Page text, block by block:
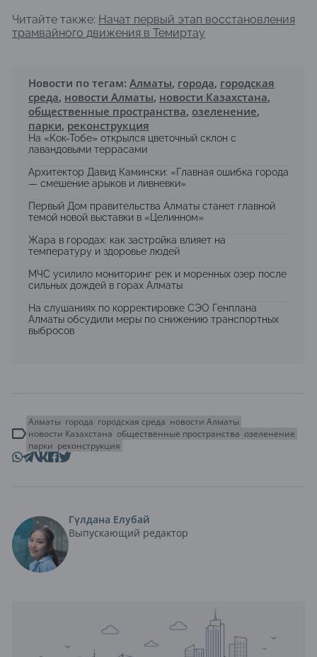
Читайте также: Начат первый этап восстановления
трамвайного движения в Темиртау
Новости по тегам: Алматы, города, городская
среда, новости Алматы, новости Казахстана,
общественные пространства, озеленение,
парки, реконструкция
На «Кок-Тобе» открылся цветочный склон с
лавандовыми террасами
Архитектор Давид Камински: «Главная ошибка города
— смешение арыков и ливневки»
Первый Дом правительства Алматы станет главной
темой новой выставки в «Целинном»
Жара в городах: как застройка влияет на
температуру и здоровье людей
МЧС усилило мониторинг рек и моренных озер после
сильных дождей в горах Алматы
На слушаниях по корректировке СЭО Генплана
Алматы обсудили меры по снижению транспортных
выбросов
Алматы города городская среда новости Алматы
новости Казахстана общественные пространства озеленение
парки реконструкция
Гүлдана Елубай
Выпускающий редактор